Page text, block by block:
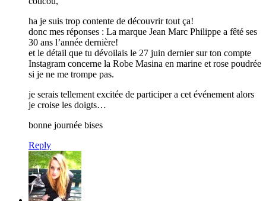
ha je suis trop contente de découvrir tout ça!
donc mes réponses : La marque Jean Marc Philippe a fêté ses
30 ans l’année dernière!
et le détail que tu dévoilais le 27 juin dernier sur ton compte
Instagram concerne la Robe Masina en marine et rose poudrée
si je ne me trompe pas.
je serais tellement excitée de participer a cet événement alors
je croise les doigts…
bonne journée bises
Reply